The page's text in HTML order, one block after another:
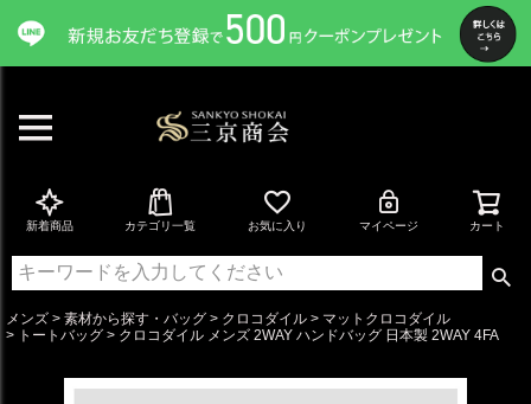
新着商品 カテゴリ一覧 お気に入り マイページ カート
メンズ 素材から探す・バッグ クロコダイル
マットクロコダイル
トートバッグ
クロコダイル メンズ 2WAY ハンドバッグ 日本製 2WAY 4FA
ペー
ジト
ップ